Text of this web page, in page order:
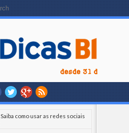
Saiba como usar as redes sociais